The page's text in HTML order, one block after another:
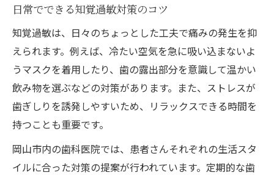
日常でできる知覚過敏対策のコツ
知覚過敏は、日々のちょっとした工夫で痛みの発生を抑
えられます。例えば、冷たい空気を急に吸い込まないよ
うマスクを着用したり、歯の露出部分を意識して温かい
飲み物を選ぶなどの対策があります。また、ストレスが
歯ぎしりを誘発しやすいため、リラックスできる時間を
持つことも重要です。
岡山市内の歯科医院では、患者さんそれぞれの生活スタ
イルに合った対策の提案が行われています。定期的な歯